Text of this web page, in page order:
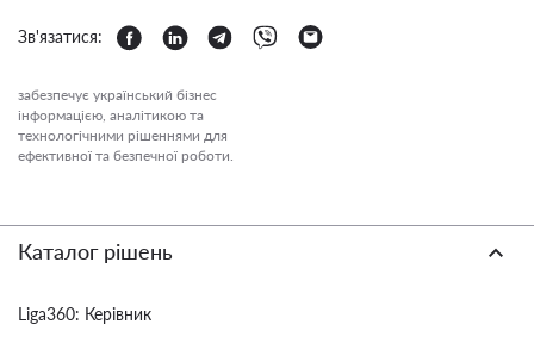
Зв'язатися:
забезпечує український бізнес
інформацією, аналітикою та
технологічними рішеннями для
ефективної та безпечної роботи.
Каталог рішень
Liga360: Керівник